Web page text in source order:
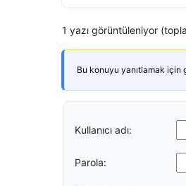
1 yazı görüntüleniyor
Bu konuyu yanıtlamak için
Kullanıcı adı:
Parola: